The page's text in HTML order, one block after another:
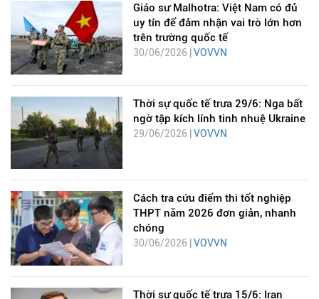
Giáo sư Malhotra: Việt Nam có đủ
uy tín để đảm nhận vai trò lớn hơn
trên trường quốc tế
30/06/2026 |VOVVN
Thời sự quốc tế trưa 29/6: Nga bất
ngờ tập kích lính tinh nhuệ Ukraine
29/06/2026 | VOVVN
Cách tra cứu điểm thi tốt nghiệp
THPT năm 2026 đơn giản, nhanh
chóng
30/06/2026 | VOVVN
Thời sự quốc tế trưa 15/6: Iran